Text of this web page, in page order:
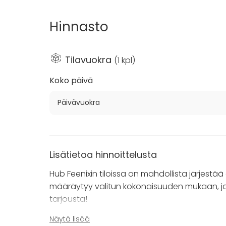
erilaisia virkitystilaisuuksia, TYHY-päiviä
Hub Feenixin tiloja on mahdollista varata
täysin ainutlaatuisissa puitteissa. Tiloja
on 10-100 hengen tilaisuuksiin, jonka lisäksi
ohjelmasta.
Hinnasto
Tilavuokra (1 kpl)
Koko päivä
Päivävuokra
Lisätietoa hinnoittelusta
Hub Feenixin tiloissa on mahdollista
määräytyy valitun kokonaisuuden mukaan,
tarjousta!
Näytä lisää